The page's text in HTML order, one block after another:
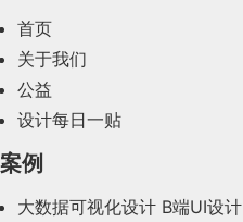
2024年2月(58)
首页
关于我们
公益
设计每日一贴
案例
大数据可视化设计 B端UI设计